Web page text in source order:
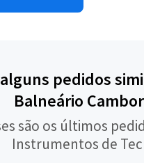
pedidos
Balneário
são os últimos
Instrumentos de